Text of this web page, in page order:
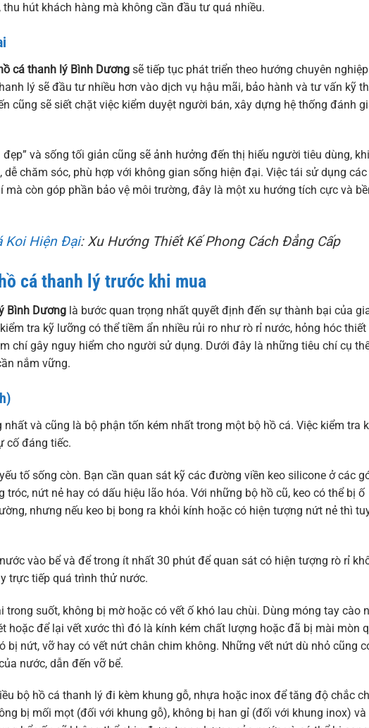
hút khách hàng mà không cần đầu tư quá nhiều.
cá thanh lý Bình Dương sẽ tiếp tục phát triển theo hướng chuyên nghiệp
lý sẽ đầu tư nhiều hơn vào dịch vụ hậu mãi, bảo hành và tư vấn kỹ
cũng sẽ siết chặt việc kiểm duyệt người bán, xây dựng hệ thống đánh
và sống tối giản cũng sẽ ảnh hưởng đến thị hiếu người tiêu dùng,
chăm sóc, phù hợp với không gian sống hiện đại. Việc tái sử dụng các
còn góp phần bảo vệ môi trường, đây là một xu hướng tích cực và
Koi Hiện Đại: Xu Hướng Thiết Kế Phong Cách Đẳng Cấp
cá thanh lý trước khi mua
Bình Dương là bước quan trọng nhất quyết định đến sự thành bại của
tra kỹ lưỡng có thể tiềm ẩn nhiều rủi ro như rò rỉ nước, hỏng hóc thiết
chí gây nguy hiểm cho người sử dụng. Dưới đây là những tiêu chí cụ
nắm vững.
và cũng là bộ phận tốn kém nhất trong một bộ hồ cá. Việc kiểm tra
cố đáng tiếc.
tố sống còn. Bạn cần quan sát kỹ các đường viền keo silicone ở các
tróc, nứt nẻ hay có dấu hiệu lão hóa. Với những bộ hồ cũ, keo có thể bị ố
nhưng nếu keo bị bong ra khỏi kính hoặc có hiện tượng nứt nẻ thì
vào bể và để trong ít nhất 30 phút để quan sát có hiện tượng rò rỉ
trực tiếp quá trình thử nước.
trong suốt, không bị mờ hoặc có vết ố khó lau chùi. Dùng móng tay cào
hoặc để lại vết xước thì đó là kính kém chất lượng hoặc đã bị mài mòn
bị nứt, vỡ hay có vết nứt chân chim không. Những vết nứt dù nhỏ cũng
nước, dẫn đến vỡ bể.
bộ hồ cá thanh lý đi kèm khung gỗ, nhựa hoặc inox để tăng độ chắc
bị mối mọt (đối với khung gỗ), không bị han gỉ (đối với khung inox) và